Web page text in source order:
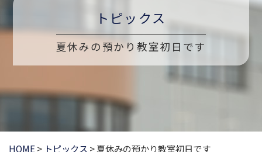
ス
プ
トピックス
夏休みの預かり教室初日です
HOME> トピックス >夏休みの預かり教室初日です